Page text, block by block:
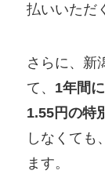
払いいただ
さらに、新
て、 1年間
1.55円の特
しなくても
ます。